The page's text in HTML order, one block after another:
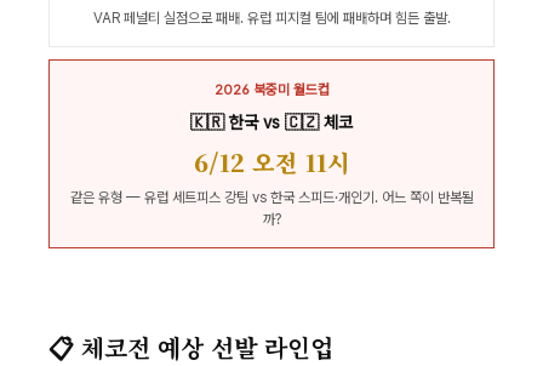
VAR 페널티 실점으로 패배. 유럽 피지컬 팀에 패배하며 힘든 출발.
2026 북중미 월드컵
🇰🇷 한국 vs 🇨🇿 체코
6/12 오전 11시
같은 유형 — 유럽 세트피스 강팀 vs 한국 스피드·개인기. 어느 쪽이 반복될
까?
📋 체코전 예상 선발 라인업